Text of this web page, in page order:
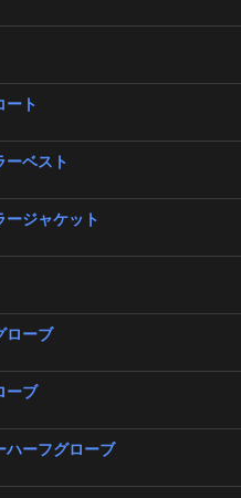
ート
ーベスト
ージャケット
ローブ
ーブ
ハーフグローブ